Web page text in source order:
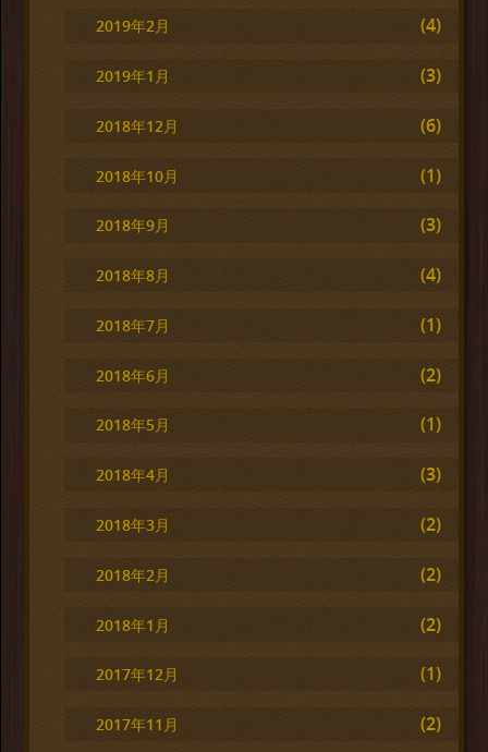
2019年2月 (4)
2019年1月 (3)
2018年12月 (6)
2018年10月 (1)
2018年9月 (3)
2018年8月 (4)
2018年7月 (1)
2018年6月 (2)
2018年5月 (1)
2018年4月 (3)
2018年3月 (2)
2018年2月 (2)
2018年1月 (2)
2017年12月 (1)
2017年11月 (2)